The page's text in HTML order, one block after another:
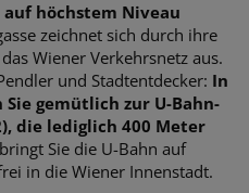
höchstem Niveau
zeichnet sich durch ihre
Wiener Verkehrsnetz aus.
und Stadtentdecker: In
gemütlich zur U-Bahn-
die lediglich 400 Meter
Sie die U-Bahn auf
in die Wiener Innenstadt.